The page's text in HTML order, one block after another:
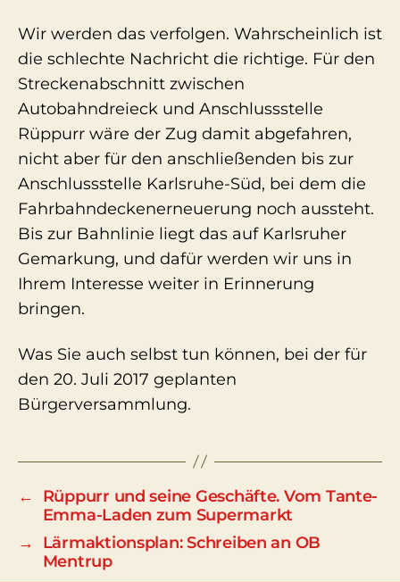
Wir werden das verfolgen. Wahrscheinlich ist
die schlechte Nachricht die richtige. Für den
Streckenabschnitt zwischen
Autobahndreieck und Anschlussstelle
Rüppurr wäre der Zug damit abgefahren,
nicht aber für den anschließenden bis zur
Anschlussstelle Karlsruhe-Süd, bei dem die
Fahrbahndeckenerneuerung noch aussteht.
Bis zur Bahnlinie liegt das auf Karlsruher
Gemarkung, und dafür werden wir uns in
Ihrem Interesse weiter in Erinnerung
bringen.
Was Sie auch selbst tun können, bei der für
den 20. Juli 2017 geplanten
Bürgerversammlung.
←
Rüppurr und seine Geschäfte. Vom Tante-
Emma-Laden zum Supermarkt
→
Lärmaktionsplan: Schreiben an OB
Mentrup